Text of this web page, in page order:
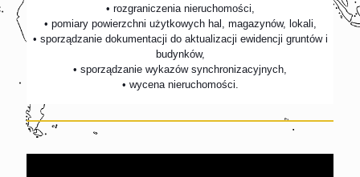
• rozgraniczenia nieruchomości,
• pomiary powierzchni użytkowych hal, magazynów, lokali,
• sporządzanie dokumentacji do aktualizacji ewidencji gruntów i
budynków,
• sporządzanie wykazów synchronizacyjnych,
• wycena nieruchomości.